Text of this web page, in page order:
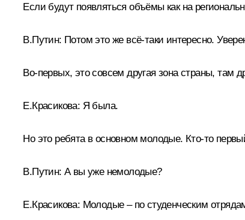
Если будут появляться объёмы как на
В.Путин: Потом это же всё‑таки интересно.
Во-первых, это совсем другая зона страны, там
Е.Красикова: Я была.
Но это ребята в основном молодые. Кто‑то
В.Путин: А вы уже немолодые?
Е.Красикова: Молодые – по студенческим